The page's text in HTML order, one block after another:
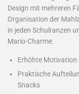
Design mit mehreren
Organisation der
in jeden Schulranzen
Mario-Charme.
Erhöhte Motivation
Praktische
Snacks